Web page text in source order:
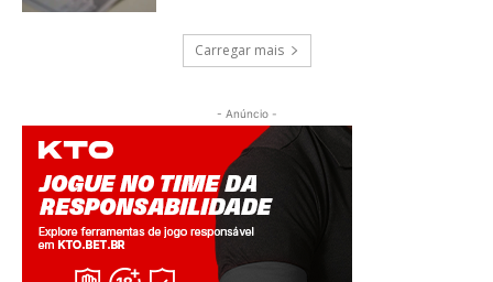
Carregar mais
- Anúncio -